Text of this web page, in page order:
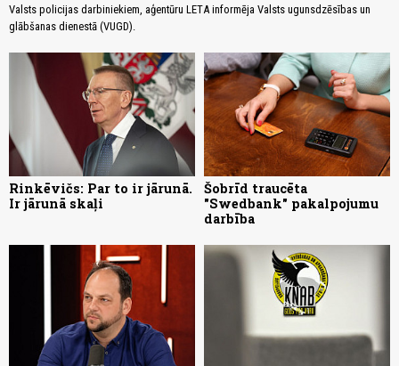
Valsts policijas darbiniekiem, aģentūru LETA informēja Valsts ugunsdzēsības un
glābšanas dienestā (VUGD).
Rinkēvičs: Par to ir jārunā.
Ir jārunā skaļi
Šobrīd traucēta
"Swedbank" pakalpojumu
darbība